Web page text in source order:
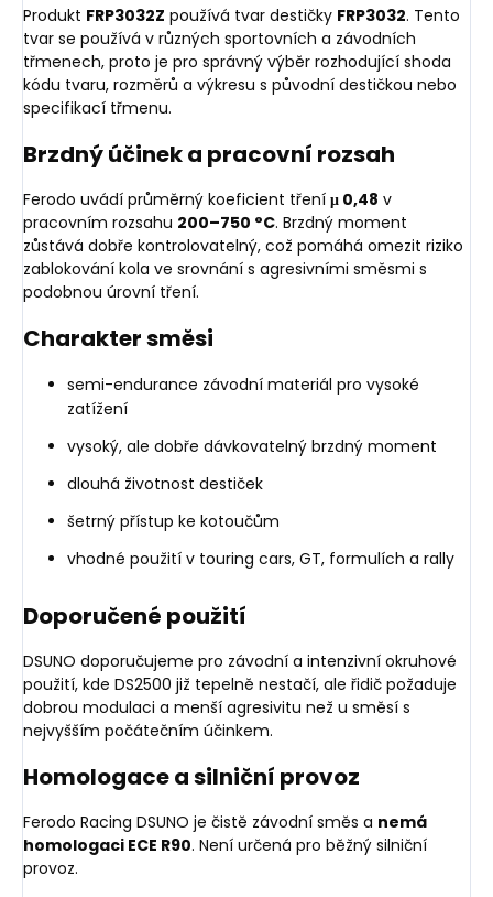
Produkt FRP3032Z používá tvar destičky FRP3032. Tento
tvar se používá v různých sportovních a závodních
třmenech, proto je pro správný výběr rozhodující shoda
kódu tvaru, rozměrů a výkresu s původní destičkou nebo
specifikací třmenu.
Brzdný účinek a pracovní rozsah
Ferodo uvádí průměrný koeficient tření μ 0,48 v
pracovním rozsahu 200–750 °C. Brzdný moment
zůstává dobře kontrolovatelný, což pomáhá omezit riziko
zablokování kola ve srovnání s agresivními směsmi s
podobnou úrovní tření.
Charakter směsi
semi-endurance závodní materiál pro vysoké
zatížení
vysoký, ale dobře dávkovatelný brzdný moment
dlouhá životnost destiček
šetrný přístup ke kotoučům
vhodné použití v touring cars, GT, formulích a rally
Doporučené použití
DSUNO doporučujeme pro závodní a intenzivní okruhové
použití, kde DS2500 již tepelně nestačí, ale řidič požaduje
dobrou modulaci a menší agresivitu než u směsí s
nejvyšším počátečním účinkem.
Homologace a silniční provoz
Ferodo Racing DSUNO je čistě závodní směs a nemá
homologaci ECE R90. Není určená pro běžný silniční
provoz.